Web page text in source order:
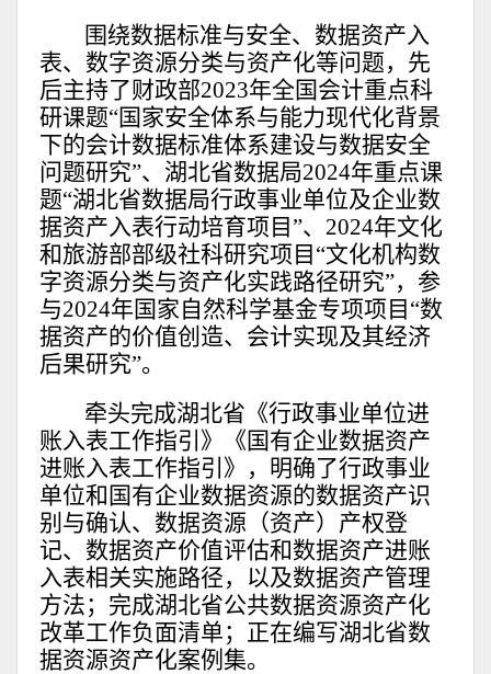
围绕数据标准与安全、数据资产入
表、数字资源分类与资产化等问题，先
后主持了财政部2023年全国会计重点科
研课题“国家安全体系与能力现代化背景
下的会计数据标准体系建设与数据安全
问题研究”、湖北省数据局2024年重点课
题“湖北省数据局行政事业单位及企业数
据资产入表行动培育项目”、2024年文化
和旅游部部级社科研究项目“文化机构数
字资源分类与资产化实践路径研究”，参
与2024年国家自然科学基金专项项目“数
据资产的价值创造、会计实现及其经济
后果研究”。
牵头完成湖北省《行政事业单位进
账入表工作指引》《国有企业数据资产
进账入表工作指引》，明确了行政事业
单位和国有企业数据资源的数据资产识
别与确认、数据资源（资产）产权登
记、数据资产价值评估和数据资产进账
入表相关实施路径，以及数据资产管理
方法；完成湖北省公共数据资源资产化
改革工作负面清单；正在编写湖北省数
据资源资产化案例集。